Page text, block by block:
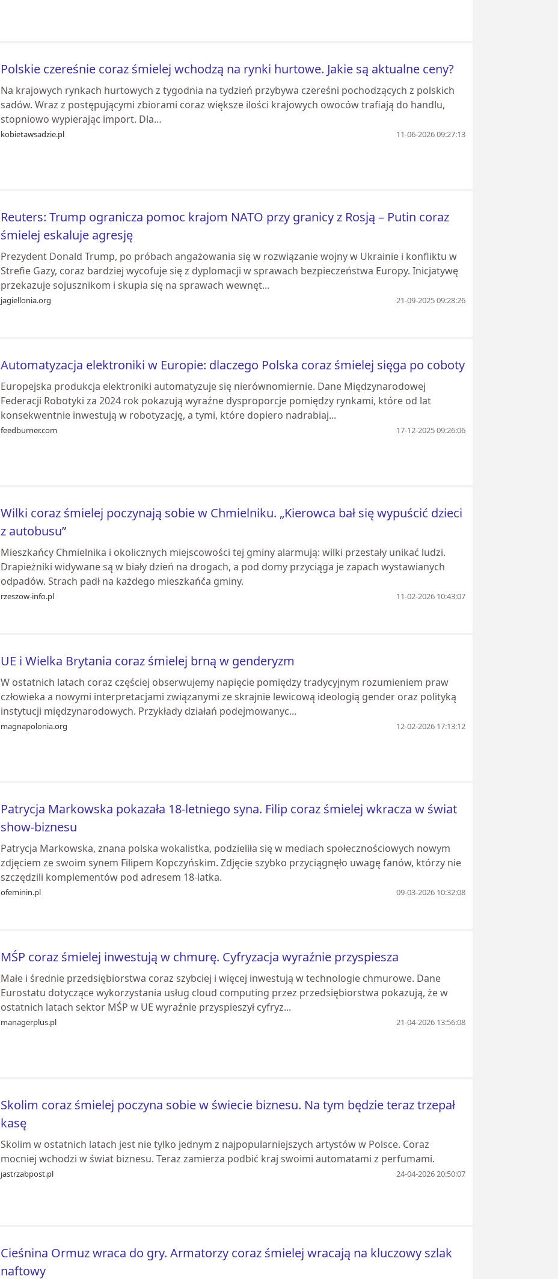
Polskie czereśnie coraz śmielej wchodzą na rynki hurtowe. Jakie są aktualne ceny?
Na krajowych rynkach hurtowych z tygodnia na tydzień przybywa czereśni pochodzących z polskich
sadów. Wraz z postępującymi zbiorami coraz większe ilości krajowych owoców trafiają do handlu,
stopniowo wypierając import. Dla…
kobietawsadzie.pl 11-06-2026 09:27:13
Reuters: Trump ogranicza pomoc krajom NATO przy granicy z Rosją – Putin coraz
śmielej eskaluje agresję
Prezydent Donald Trump, po próbach angażowania się w rozwiązanie wojny w Ukrainie i konfliktu w
Strefie Gazy, coraz bardziej wycofuje się z dyplomacji w sprawach bezpieczeństwa Europy. Inicjatywę
przekazuje sojusznikom i skupia się na sprawach wewnęt...
jagiellonia.org 21-09-2025 09:28:26
Automatyzacja elektroniki w Europie: dlaczego Polska coraz śmielej sięga po coboty
Europejska produkcja elektroniki automatyzuje się nierównomiernie. Dane Międzynarodowej
Federacji Robotyki za 2024 rok pokazują wyraźne dysproporcje pomiędzy rynkami, które od lat
konsekwentnie inwestują w robotyzację, a tymi, które dopiero nadrabiaj...
feedburner.com 17-12-2025 09:26:06
Wilki coraz śmielej poczynają sobie w Chmielniku. „Kierowca bał się wypuścić dzieci
z autobusu”
Mieszkańcy Chmielnika i okolicznych miejscowości tej gminy alarmują: wilki przestały unikać ludzi.
Drapieżniki widywane są w biały dzień na drogach, a pod domy przyciąga je zapach wystawianych
odpadów. Strach padł na każdego mieszkańća gminy.
rzeszow-info.pl 11-02-2026 10:43:07
UE i Wielka Brytania coraz śmielej brną w genderyzm
W ostatnich latach coraz częściej obserwujemy napięcie pomiędzy tradycyjnym rozumieniem praw
człowieka a nowymi interpretacjami związanymi ze skrajnie lewicową ideologią gender oraz polityką
instytucji międzynarodowych. Przykłady działań podejmowanyc...
magnapolonia.org 12-02-2026 17:13:12
Patrycja Markowska pokazała 18-letniego syna. Filip coraz śmielej wkracza w świat
show-biznesu
Patrycja Markowska, znana polska wokalistka, podzieliła się w mediach społecznościowych nowym
zdjęciem ze swoim synem Filipem Kopczyńskim. Zdjęcie szybko przyciągnęło uwagę fanów, którzy nie
szczędzili komplementów pod adresem 18-latka.
ofeminin.pl 09-03-2026 10:32:08
MŚP coraz śmielej inwestują w chmurę. Cyfryzacja wyraźnie przyspiesza
Małe i średnie przedsiębiorstwa coraz szybciej i więcej inwestują w technologie chmurowe. Dane
Eurostatu dotyczące wykorzystania usług cloud computing przez przedsiębiorstwa pokazują, że w
ostatnich latach sektor MŚP w UE wyraźnie przyspieszył cyfryz...
managerplus.pl 21-04-2026 13:56:08
Skolim coraz śmielej poczyna sobie w świecie biznesu. Na tym będzie teraz trzepał
kasę
Skolim w ostatnich latach jest nie tylko jednym z najpopularniejszych artystów w Polsce. Coraz
mocniej wchodzi w świat biznesu. Teraz zamierza podbić kraj swoimi automatami z perfumami.
jastrzabpost.pl 24-04-2026 20:50:07
Cieśnina Ormuz wraca do gry. Armatorzy coraz śmielej wracają na kluczowy szlak
naftowy